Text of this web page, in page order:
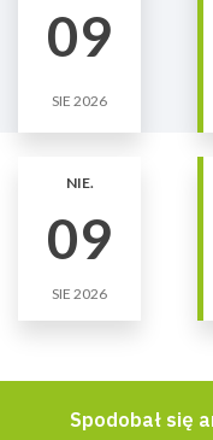
09
SIE 2026
NIE.
09
SIE 2026
Spodobał się